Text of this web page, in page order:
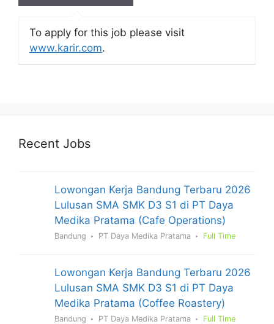
To apply for this job please visit
www.karir.com.
Recent Jobs
Lowongan Kerja Bandung Terbaru 2026
Lulusan SMA SMK D3 S1 di PT Daya
Medika Pratama (Cafe Operations)
Bandung PT Daya Medika Pratama Full Time
Lowongan Kerja Bandung Terbaru 2026
Lulusan SMA SMK D3 S1 di PT Daya
Medika Pratama (Coffee Roastery)
Bandung PT Daya Medika Pratama Full Time